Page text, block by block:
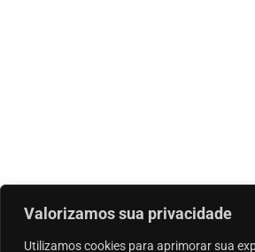
Valorizamos sua privacidade
Utilizamos cookies para aprimorar sua